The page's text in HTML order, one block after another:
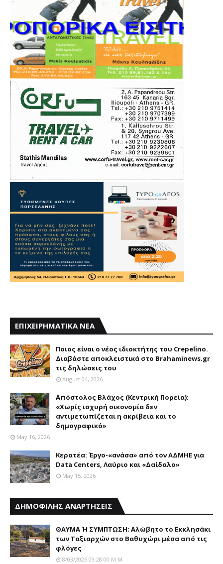
ΕΠΙΧΕΙΡΗΜΑΤΙΚΑ ΝΕΑ
Ποιος είναι ο νέος ιδιοκτήτης του Crepelino.
Διαβάστε αποκλειστικά στο Brahaminews.gr
τις δηλώσεις του
August 04, 2026
Απόστολος Βλάχος (Κεντρική Πορεία):
«Χωρίς ισχυρή οικονομία δεν
αντιμετωπίζεται η ακρίβεια και το
δημογραφικό»
May 16, 2026
Κερατέα: Έργο-«ανάσα» από τον ΑΔΜΗΕ για
Data Centers, Λαύριο και «Δαίδαλο»
May 15, 2026
ΔΗΜΟΦΙΛΗΣ ΑΝΑΡΤΗΣΕΙΣ
ΘΑΥΜΑ Ή ΣΥΜΠΤΩΣΗ; Aλώβητο το Eκκλησάκι
των Tαξιαρχών στο Bαθυχώρι μέσα από τις
φλόγες
8/03/2026 09:28:00 Μ.μ.